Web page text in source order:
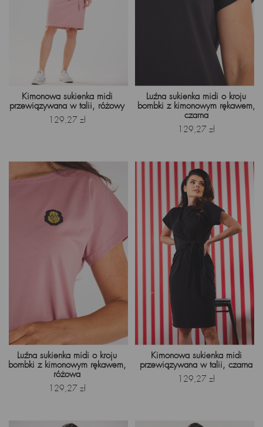
Kimonowa sukienka midi
przewiązywana w talii, różowy
Cena
129,27 zł
Luźna sukienka midi o kroju
bombki z kimonowym rękawem,
czarna
Cena
129,27 zł
Luźna sukienka midi o kroju
bombki z kimonowym rękawem,
różowa
Cena
129,27 zł
Kimonowa sukienka midi
przewiązywana w talii, czarna
Cena
129,27 zł